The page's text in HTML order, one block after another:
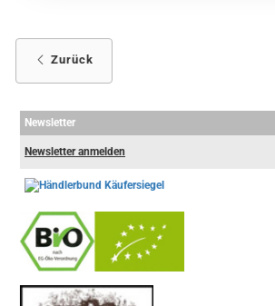
Zurück
Newsletter
Newsletter anmelden